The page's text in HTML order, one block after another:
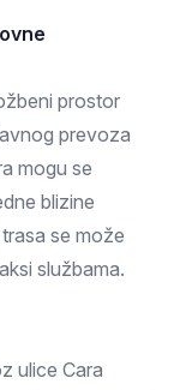
prostor
prevoza
mogu se
blizine
se može
službama.
ulice Cara